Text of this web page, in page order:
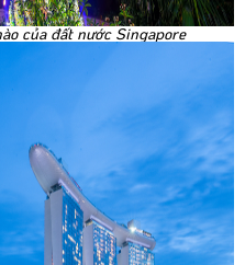
của đất nước Singapore